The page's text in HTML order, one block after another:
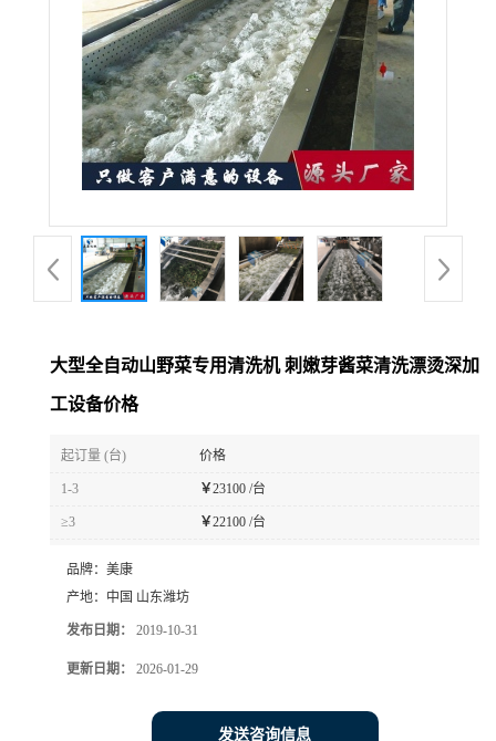
大型全自动山野菜专用清洗机 刺嫩芽酱菜清洗漂烫深加
工设备价格
起订量 (台) 价格
1-3 ￥23100 /台
≥3 ￥22100 /台
品牌： 美康
产地： 中国 山东潍坊
发布日期： 2019-10-31
更新日期： 2026-01-29
发送咨询信息